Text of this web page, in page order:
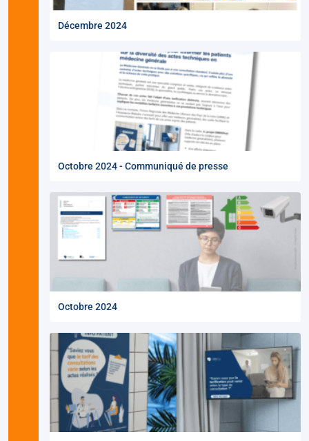
Décembre 2024
Octobre 2024 - Communiqué de presse
Octobre 2024